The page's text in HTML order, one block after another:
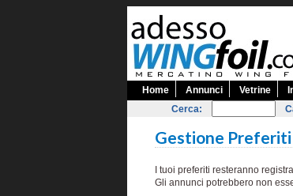
Home Annunci Vetrine
Cerca:
Gestione Preferiti
I tuoi preferiti resteranno
Gli annunci potrebbero non